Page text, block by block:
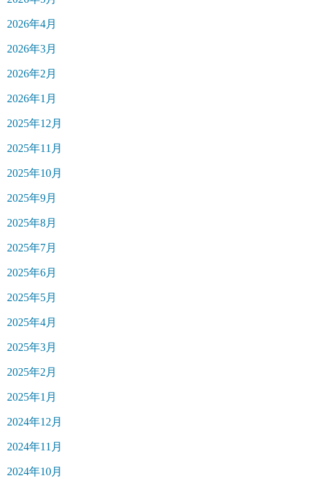
2026年4月
2026年3月
2026年2月
2026年1月
2025年12月
2025年11月
2025年10月
2025年9月
2025年8月
2025年7月
2025年6月
2025年5月
2025年4月
2025年3月
2025年2月
2025年1月
2024年12月
2024年11月
2024年10月